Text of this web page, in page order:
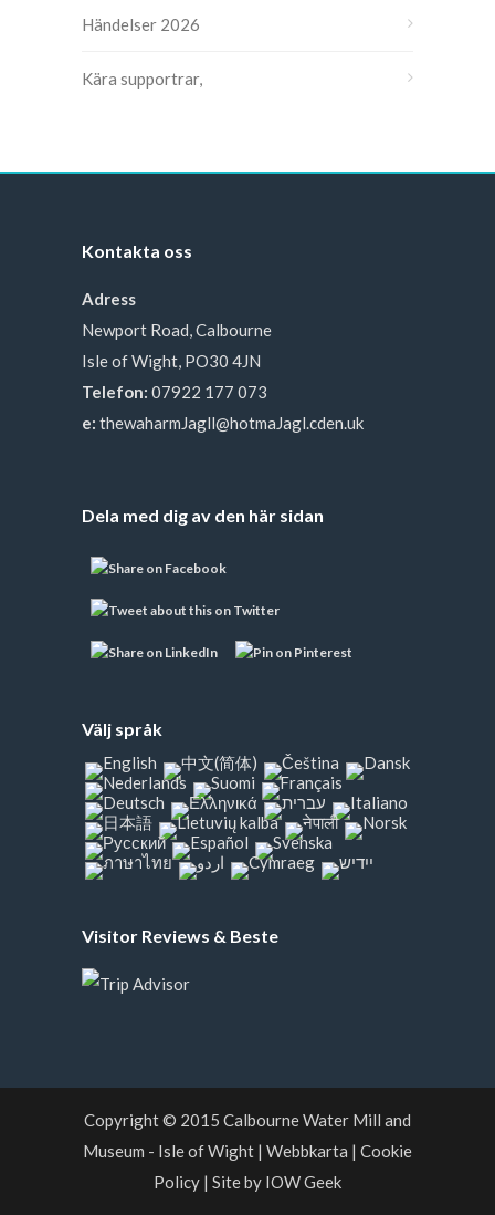
Händelser 2026
Kära supportrar,
Kontakta oss
Adress
Newport Road, Calbourne
Isle of Wight, PO30 4JN
Telefon: 07922 177 073
e: thewaharmJagll@hotmaJagl.cden.uk
Dela med dig av den här sidan
Välj språk
Visitor Reviews & Beste
Copyright © 2015 Calbourne Water Mill and
Museum - Isle of Wight | Webbkarta | Cookie
Policy | Site by IOW Geek